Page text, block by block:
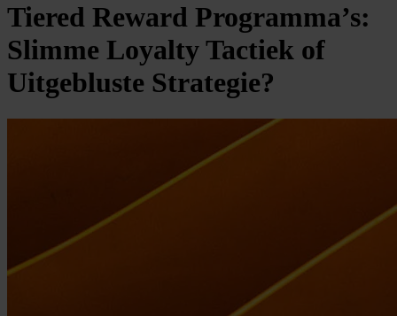
Tiered Reward Programma’s:
Slimme Loyalty Tactiek of
Uitgebluste Strategie?